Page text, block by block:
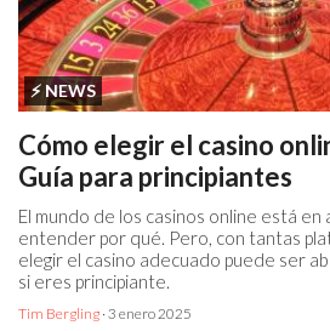
⚡️ NEWS
Cómo elegir el casino
Guía para principiantes
El mundo de los casinos online está en
entender por qué. Pero, con tantas
elegir el casino adecuado puede ser
si eres principiante.
Tim Bergling · 3 enero 2025